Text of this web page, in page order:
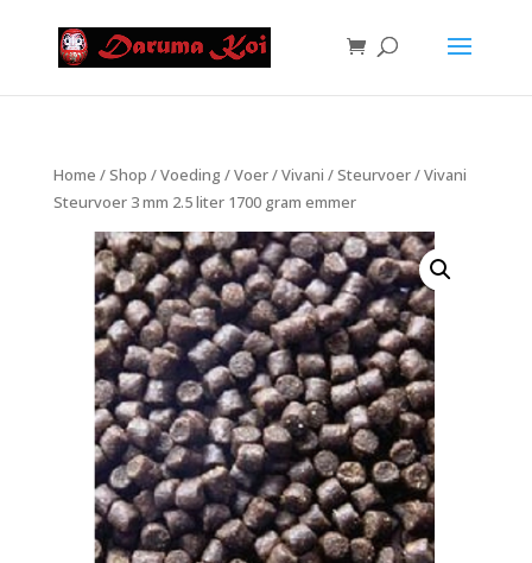
Home /Shop /Voeding /Voer/Vivani /Steurvoer/ Vivani
Steurvoer 3 mm 2.5 liter 1700 gram emmer